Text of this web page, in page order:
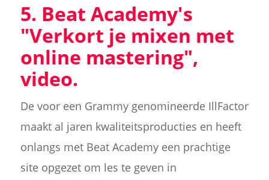
5. Beat Academy's
"Verkort je mixen met
online mastering",
video.
De voor een Grammy genomineerde IllFactor
maakt al jaren kwaliteitsproducties en heeft
onlangs met Beat Academy een prachtige
site opgezet om les te geven in